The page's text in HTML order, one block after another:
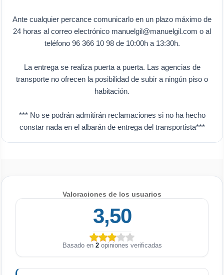
Ante cualquier percance comunicarlo en un plazo máximo de
24 horas al correo electrónico manuelgil@manuelgil.com o al
teléfono 96 366 10 98 de 10:00h a 13:30h.
La entrega se realiza puerta a puerta. Las agencias de
transporte no ofrecen la posibilidad de subir a ningún piso o
habitación.
*** No se podrán admitirán reclamaciones si no ha hecho
constar nada en el albarán de entrega del transportista***
Valoraciones de los usuarios
3,50
Basado en 2opiniones verificadas